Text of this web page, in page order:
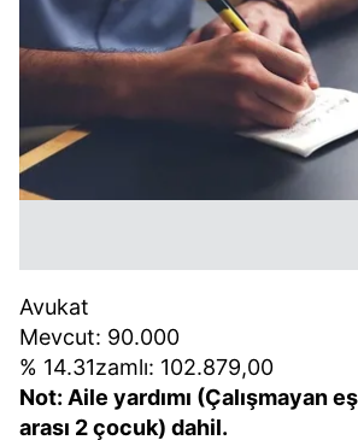
Avukat
Mevcut: 90.000
% 14.31zamlı: 102.879,00
Not: Aile yardımı (Çalışmayan
arası 2 çocuk) dahil.